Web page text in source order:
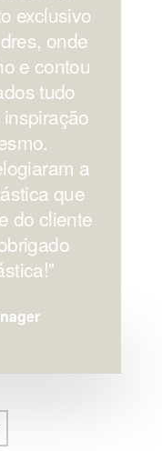
exclusivo
onde
e contou
tudo
a
que
do cliente